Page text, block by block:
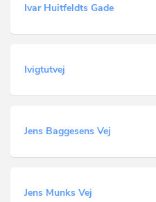
Ivar Huitfeldts Gade
Ivigtutvej
Jens Baggesens Vej
Jens Munks Vej